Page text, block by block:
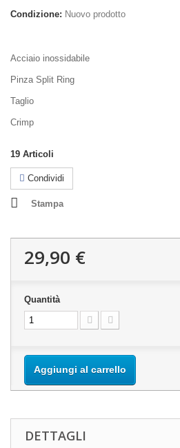
Condizione: Nuovo prodotto
Acciaio inossidabile
Pinza Split Ring
Taglio
Crimp
19 Articoli
Condividi
Stampa
29,90 €
Quantità
Aggiungi al carrello
DETTAGLI